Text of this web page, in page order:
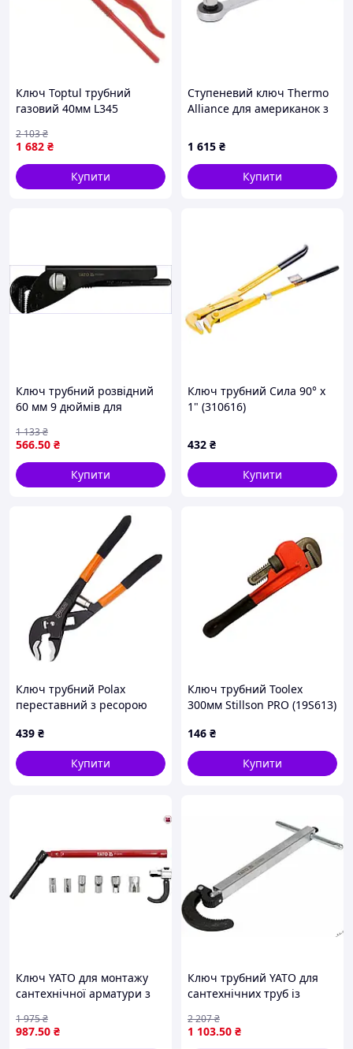
Ключ Toptul трубний
газовий 40мм L345
1 682 ₴
2 103₴
Купити
Ступеневий ключ Thermo
Alliance для американок з
1 615 ₴
Купити
Ключ трубний розвідний
60 мм 9 дюймів для
загартованими губками
566.50 ₴
1 133₴
Купити
Ключ трубний Сила 90° x
1" (310616)
432 ₴
Купити
Ключ трубний Polax
переставний з ресорою
439 ₴
Купити
Ключ трубний Toolex
300мм Stillson PRO (19S613)
146 ₴
Купити
Ключ YATO для монтажу
сантехнічної арматури з
мм шарнірний для
професіоналів
987.50 ₴
1 975₴
Ключ трубний YATO для
сантехнічних труб із
діаметром 32-63,5 мм
1 103.50 ₴
2 207₴